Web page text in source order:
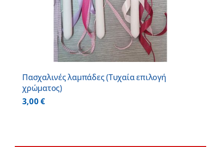
Πασχαλινές λαμπάδες (Τυχαία επιλογή
χρώματος)
3,00€